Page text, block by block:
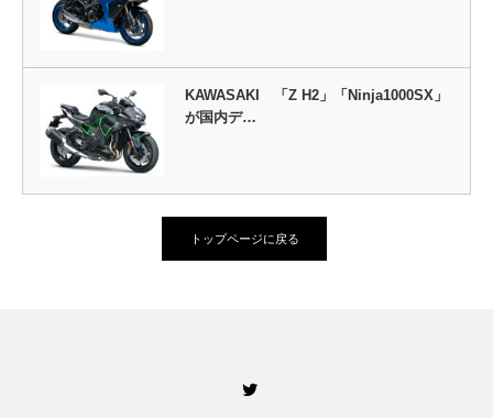
KAWASAKI 「Z H2」「Ninja1000SX」
が国内デ…
トップページに戻る